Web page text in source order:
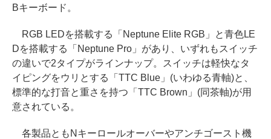
Bキーボード。
RGB LEDを搭載する「Neptune Elite RGB」と青色LE
Dを搭載する「Neptune Pro」があり、いずれもスイッチ
の違いで2タイプがラインナップ。スイッチは軽快なタ
イピングをウリとする「TTC Blue」(いわゆる青軸)と、
標準的な打音と重さを持つ「TTC Brown」(同茶軸)が用
意されている。
各製品ともNキーロールオーバーやアンチゴースト機